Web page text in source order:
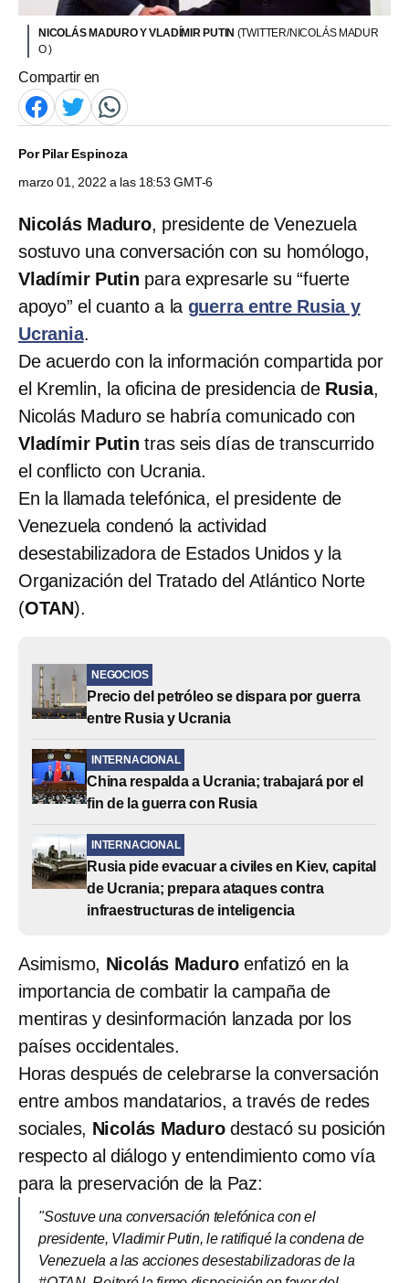
NICOLÁS MADURO Y VLADÍMIR PUTIN (TWITTER/NICOLÁS MADUR
O )
Compartir en
PorPilar Espinoza
marzo 01, 2022 a las 18:53 GMT-6
Nicolás Maduro, presidente de Venezuela
sostuvo una conversación con su homólogo,
Vladímir Putin para expresarle su “fuerte
apoyo” el cuanto a la guerra entre Rusia y
Ucrania.
De acuerdo con la información compartida por
el Kremlin, la oficina de presidencia de Rusia,
Nicolás Maduro se habría comunicado con
Vladímir Putintras seis días de transcurrido
el conflicto con Ucrania.
En la llamada telefónica, el presidente de
Venezuela condenó la actividad
desestabilizadora de Estados Unidos y la
Organización del Tratado del Atlántico Norte
(OTAN).
NEGOCIOS
Precio del petróleo se dispara por guerra
entre Rusia y Ucrania
INTERNACIONAL
China respalda a Ucrania; trabajará por el
fin de la guerra con Rusia
INTERNACIONAL
Rusia pide evacuar a civiles en Kiev, capital
de Ucrania; prepara ataques contra
infraestructuras de inteligencia
Asimismo, Nicolás Maduro enfatizó en la
importancia de combatir la campaña de
mentiras y desinformación lanzada por los
países occidentales.
Horas después de celebrarse la conversación
entre ambos mandatarios, a través de redes
sociales, Nicolás Maduro destacó su posición
respecto al diálogo y entendimiento como vía
para la preservación de la Paz:
"Sostuve una conversación telefónica con el
presidente, Vladimir Putin, le ratifiqué la condena de
Venezuela a las acciones desestabilizadoras de la